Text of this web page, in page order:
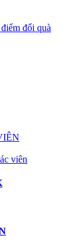
đổi quà
viên